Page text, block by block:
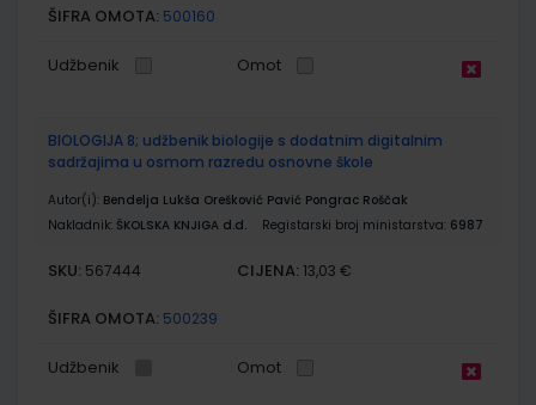
ŠIFRA OMOTA: 500160
Udžbenik Omot
BIOLOGIJA 8; udžbenik biologije s dodatnim digitalnim
sadržajima u osmom razredu osnovne škole
Autor(i): Bendelja Lukša Orešković Pavić Pongrac Roščak
Nakladnik: ŠKOLSKA KNJIGA d.d. Registarski broj ministarstva: 6987
SKU: 567444 CIJENA: 13,03 €
ŠIFRA OMOTA: 500239
Udžbenik Omot